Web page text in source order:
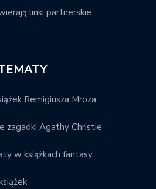
linki partnerskie.
Remigiusza Mroza
zagadki Agathy Christie
w książkach fantasy